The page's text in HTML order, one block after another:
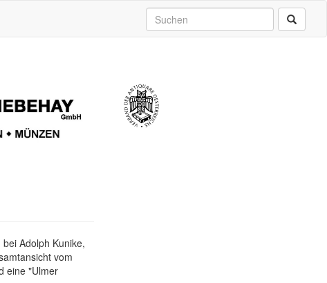
Adolph Kunike,
vom
eine "Ulmer